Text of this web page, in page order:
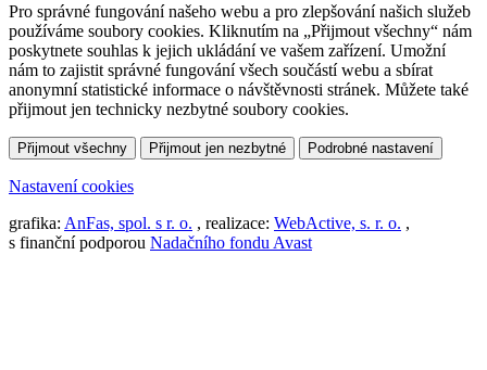
Pro správné fungování našeho webu a pro zlepšování našich služeb
používáme soubory cookies. Kliknutím na „Přijmout všechny“ nám
poskytnete souhlas k jejich ukládání ve vašem zařízení. Umožní
nám to zajistit správné fungování všech součástí webu a sbírat
anonymní statistické informace o návštěvnosti stránek. Můžete také
přijmout jen technicky nezbytné soubory cookies.
Přijmout všechny Přijmout jen nezbytné Podrobné nastavení
Nastavení cookies
grafika: AnFas, spol. s r. o. , realizace: WebActive, s. r. o. ,
s finanční podporou Nadačního fondu Avast